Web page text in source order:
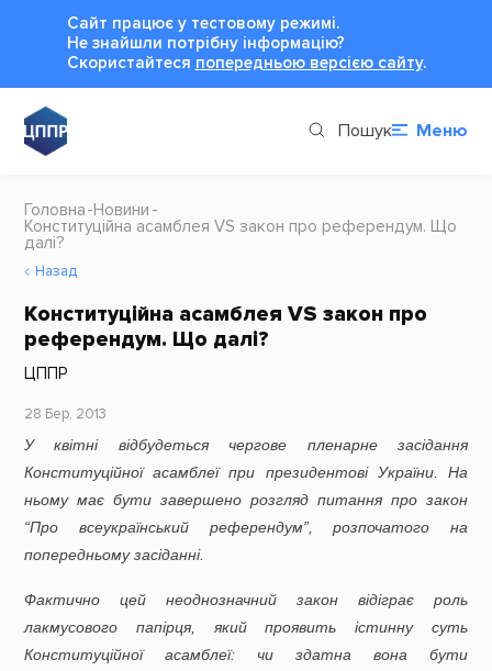
Сайт працює у тестовому режимі.
Не знайшли потрібну інформацію?
Cкористайтеся попередньою версією сайту.
Пошук Меню
Головна Новини
Конституційна асамблея VS закон про референдум. Що
далі?
Назад
Конституційна асамблея VS закон про
референдум. Що далі?
ЦППР
28 Бер, 2013
У квітні відбудеться чергове пленарне засідання
Конституційної асамблеї при президентові України. На
ньому має бути завершено розгляд питання про закон
“Про всеукраїнський референдум”, розпочатого на
попередньому засіданні.
Фактично цей неоднозначний закон відіграє роль
лакмусового папірця, який проявить істинну суть
Конституційної асамблеї: чи здатна вона бути